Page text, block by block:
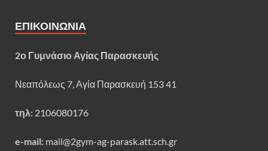
ΕΠΙΚΟΙΝΩΝΊΑ
2ο Γυμνάσιο Αγίας Παρασκευής
Νεαπόλεως 7, Αγία Παρασκευή 153 41
τηλ: 2106080176
e-mail: mail@2gym-ag-parask.att.sch.gr